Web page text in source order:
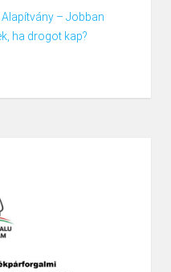
– Jobban
ha drogot kap?